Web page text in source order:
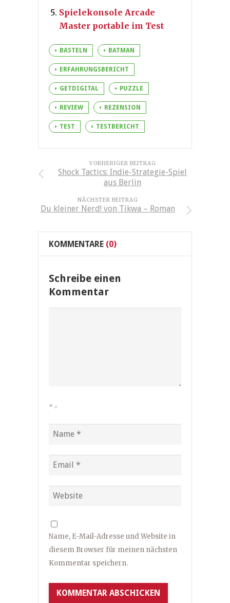
Spielekonsole Arcade
Master portable im Test
BASTELN BATMAN
ERFAHRUNGSBERICHT
GETDIGITAL PUZZLE
REVIEW REZENSION
TEST TESTBERICHT
VORHERIGER BEITRAG
Shock Tactics: Indie-Strategie-Spiel
aus Berlin
NÄCHSTER BEITRAG
Du kleiner Nerd! von Tikwa – Roman
KOMMENTARE (0)
Schreibe einen
Kommentar
* =
Name, E-Mail-Adresse und Website in
diesem Browser für meinen nächsten
Kommentar speichern.